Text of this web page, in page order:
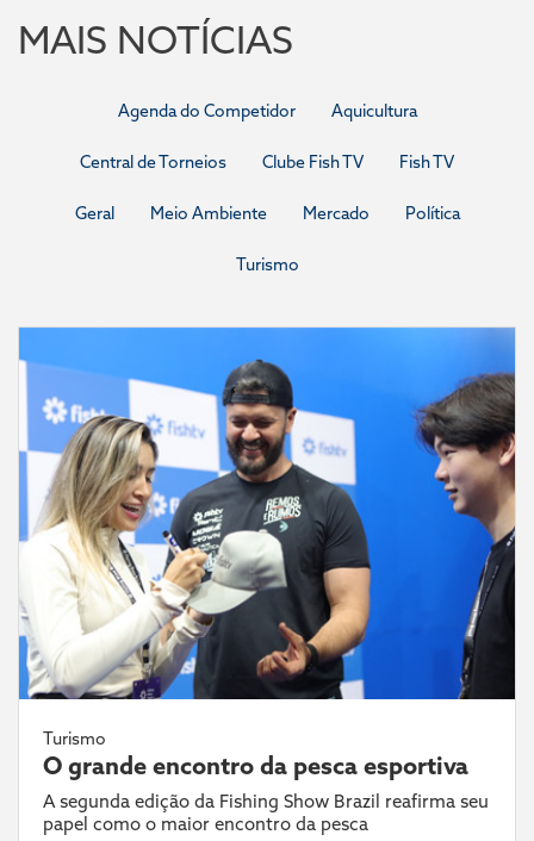
MAIS NOTÍCIAS
Agenda do Competidor Aquicultura
Central de Torneios Clube Fish TV Fish TV
Geral Meio Ambiente Mercado Política
Turismo
Turismo
O grande encontro da pesca esportiva
A segunda edição da Fishing Show Brazil reafirma seu
papel como o maior encontro da pesca